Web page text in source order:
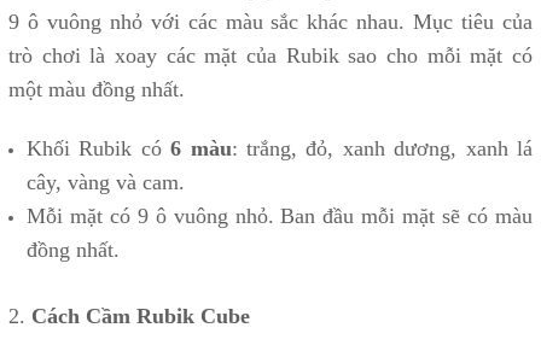
9 ô vuông nhỏ với các màu sắc khác nhau. Mục tiêu của
trò chơi là xoay các mặt của Rubik sao cho mỗi mặt có
một màu đồng nhất.
Khối Rubik có6 màu: trắng, đỏ, xanh dương, xanh lá
cây, vàng và cam.
Mỗi mặt có 9 ô vuông nhỏ. Ban đầu mỗi mặt sẽ có màu
đồng nhất.
2. Cách Cầm Rubik Cube